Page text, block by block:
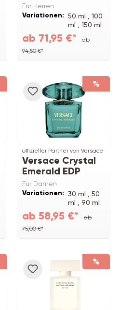
Für Herren
Variationen: 50 ml , 100
ml , 150 ml
ab 71,95 €*
ab
94,50 €*
%
offizieller Partner von Versace
Versace Crystal
Emerald EDP
Für Damen
Variationen: 30 ml , 50
ml , 90 ml
ab 58,95 €*
ab
75,00 €*
%